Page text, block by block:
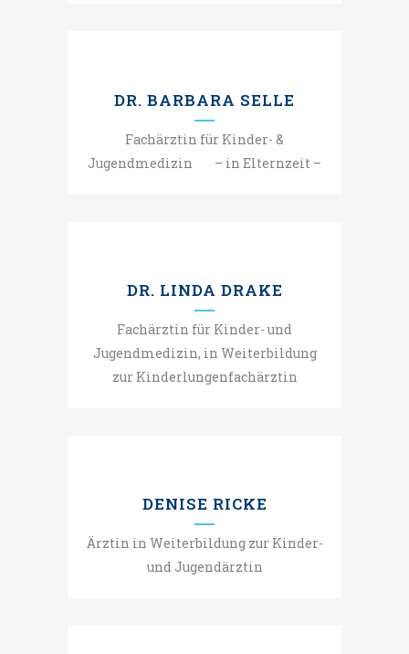
DR. BARBARA SELLE
Fachärztin für Kinder- &
Jugendmedizin – in Elternzeit –
DR. LINDA DRAKE
Fachärztin für Kinder- und
Jugendmedizin, in Weiterbildung
zur Kinderlungenfachärztin
DENISE RICKE
Ärztin in Weiterbildung zur Kinder-
und Jugendärztin